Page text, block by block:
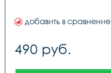
добавить в сравнение
490 руб.